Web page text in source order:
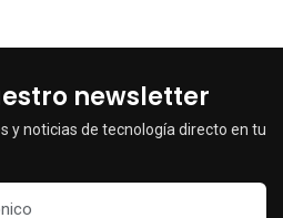
newsletter
y noticias de tecnología directo en tu